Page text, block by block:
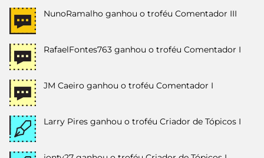
NunoRamalho ganhou o troféu Comentador III
RafaelFontes763 ganhou o troféu Comentador I
JM Caeiro ganhou o troféu Comentador I
Larry Pires ganhou o troféu Criador de Tópicos I